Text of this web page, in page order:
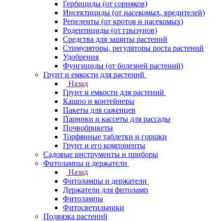
Гербициды (от сорняков)
Инсектициды (от насекомых, вредителей)
Репеленты (от кротов и насекомых)
Родентициды (от грызунов)
Средства для защиты растений
Стимуляторы, регуляторы роста растений
Удобрения
Фунгициды (от болезней растений)
Грунт и емкости для растений
Назад
Грунт и емкости для растений
Кашпо и контейнеры
Пакеты для саженцев
Парники и кассеты для рассады
Почвобрикеты
Торфянные таблетки и горшки
Грунт и его компоненты
Садовые инструменты и приборы
Фитолампы и держатели
Назад
Фитолампы и держатели
Держатели для фитоламп
Фитолампы
Фитосветильники
Подвязка растений